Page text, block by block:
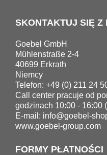
SKONTAKTUJ SIĘ Z
Goebel GmbH
Mühlenstraße 2-4
40699 Erkrath
Niemcy
Telefon: +49 (0) 211 24
Call center pracuje od
godzinach 10:00 - 16:00
E-mail: info@goebel-
www.goebel-group.com
FORMY PŁATNOŚCI